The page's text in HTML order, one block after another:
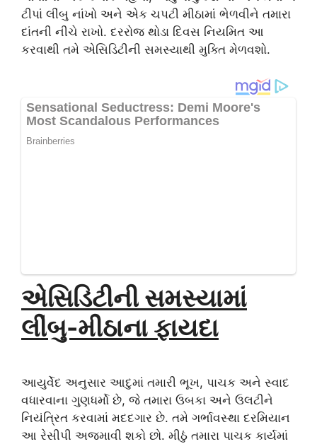
ટીપાં લીંબુ નાંખો અને એક ચપટી મીઠામાં ભેળવીને તમારા
દાંતની નીચે રાખો. દરરોજ થોડા દિવસ નિયમિત આ
કરવાથી તમે એસિડિટીની સમસ્યાથી મુક્તિ મેળવશો.
એસિડિટીની સમસ્યામાં
લીંબુ-મીઠાના ફાયદા
આયુર્વેદ અનુસાર આદુમાં તમારી ભૂખ, પાચક અને સ્વાદ
વધારવાના ગુણધર્મો છે, જે તમારા ઉબકા અને ઉલટીને
નિયંત્રિત કરવામાં મદદગાર છે. તમે ગર્ભાવસ્થા દરમિયાન
આ રેસીપી અજમાવી શકો છો. મીઠું તમારા પાચક કાર્યમાં